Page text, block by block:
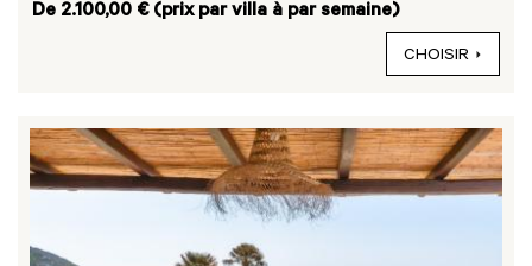
De 2.100,00 € (prix par villa à par semaine)
CHOISIR